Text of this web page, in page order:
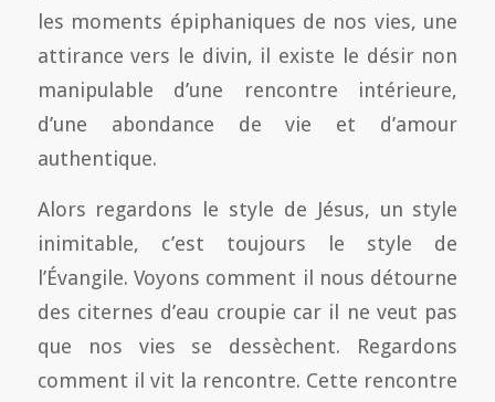
les moments épiphaniques de nos vies, une
attirance vers le divin, il existe le désir non
manipulable d’une rencontre intérieure,
d’une abondance de vie et d’amour
authentique.
Alors regardons le style de Jésus, un style
inimitable, c’est toujours le style de
l’Évangile. Voyons comment il nous détourne
des citernes d’eau croupie car il ne veut pas
que nos vies se dessèchent. Regardons
comment il vit la rencontre. Cette rencontre